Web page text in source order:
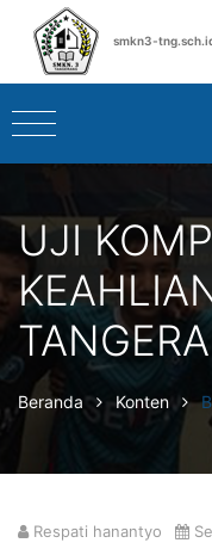
smkn3-
UJI
Beranda Konten
Respati hanantyo